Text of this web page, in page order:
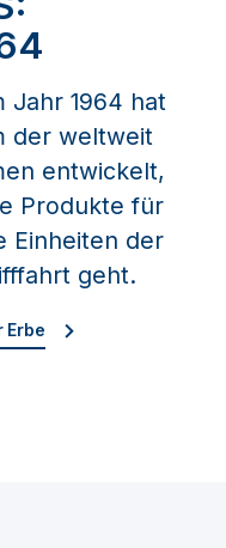
Jahr 1964 hat
der weltweit
entwickelt,
Produkte für
Einheiten der
geht.
Erbe